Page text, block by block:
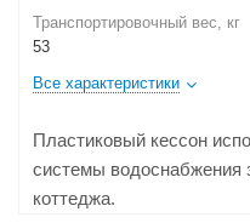
Транспортировочный вес, кг
53
Все характеристики
Пластиковый кессон
системы водоснабжения
коттеджа.